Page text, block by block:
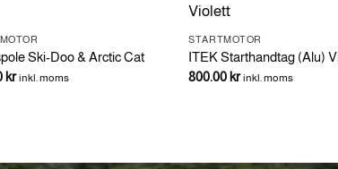
Ski-Doo & Arctic Cat
kr inkl. moms
STARTMOTOR
ITEK Starthandtag (Alu)
800.00 kr inkl. moms